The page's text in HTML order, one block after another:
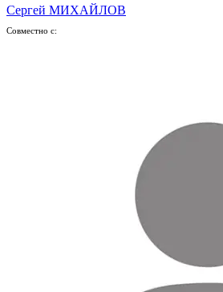
Сергей МИХАЙЛОВ
Совместно с: